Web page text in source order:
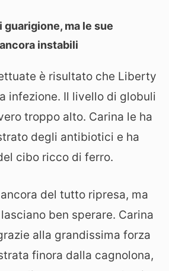
guarigione, ma le sue
instabili
è risultato che Liberty
infezione. Il livello di globuli
troppo alto. Carina le ha
degli antibiotici e ha
cibo ricco di ferro.
del tutto ripresa, ma
ben sperare. Carina
alla grandissima forza
finora dalla cagnolona,